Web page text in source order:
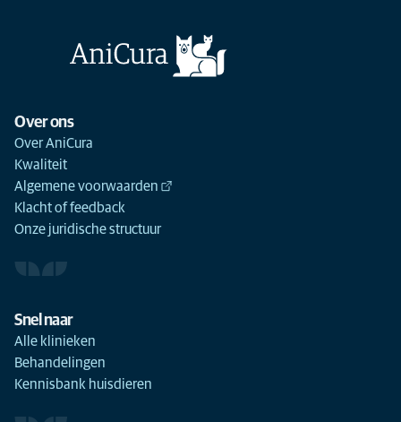
Over ons
Over AniCura
Kwaliteit
Algemene voorwaarden
Klacht of feedback
Onze juridische structuur
Snel naar
Alle klinieken
Behandelingen
Kennisbank huisdieren